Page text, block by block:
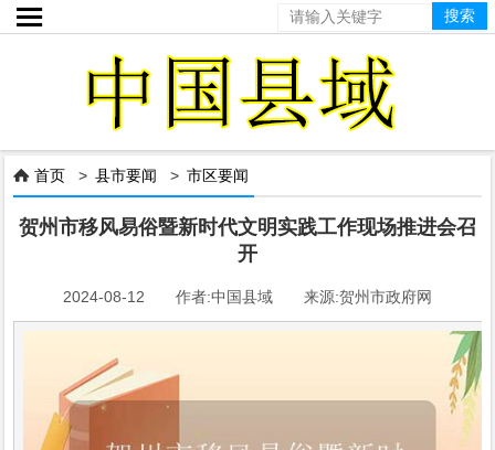

 首页 >县市要闻 >市区要闻
贺州市移风易俗暨新时代文明实践工作现场推进会召
开
2024-08-12 作者:中国县域 来源:贺州市政府网